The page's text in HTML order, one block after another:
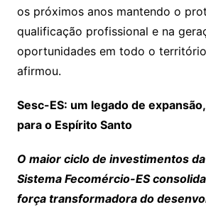
os próximos anos mantendo o
qualificação profissional e na
oportunidades em todo o território
afirmou.
Sesc-ES: um legado de
para o Espírito Santo
O maior ciclo de investimentos
Sistema Fecomércio-ES
força transformadora do